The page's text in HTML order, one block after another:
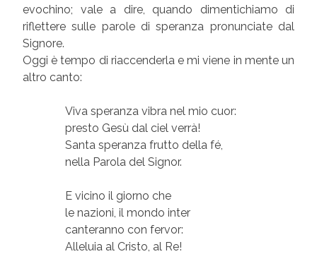
evochino; vale a dire, quando dimentichiamo di
riflettere sulle parole di speranza pronunciate dal
Signore.
Oggi è tempo di riaccenderla e mi viene in mente un
altro canto:
Viva speranza vibra nel mio cuor:
presto Gesù dal ciel verrà!
Santa speranza frutto della fé,
nella Parola del Signor.
E vicino il giorno che
le nazioni, il mondo inter
canteranno con fervor:
Alleluia al Cristo, al Re!